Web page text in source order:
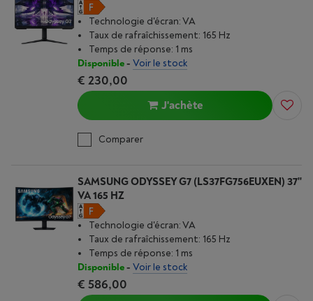
Technologie d'écran: VA
Taux de rafraîchissement: 165 Hz
Temps de réponse: 1 ms
Disponible- Voir le stock
€ 230,00
J'achète
Comparer
SAMSUNG ODYSSEY G7 (LS37FG756EUXEN) 37''
VA 165 HZ
Technologie d'écran: VA
Taux de rafraîchissement: 165 Hz
Temps de réponse: 1 ms
Disponible- Voir le stock
€ 586,00